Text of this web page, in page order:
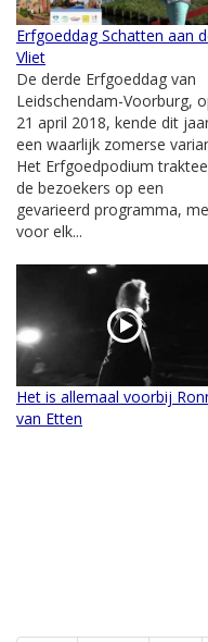
Erfgoeddag Schatten aan
Vliet
De derde Erfgoeddag van
Leidschendam-Voorburg,
21 april 2018, kende dit
een waarlijk zomerse
Het Erfgoedpodium
de bezoekers op een
gevarieerd programma,
voor elk...
Het is allemaal voorbij
van Etten